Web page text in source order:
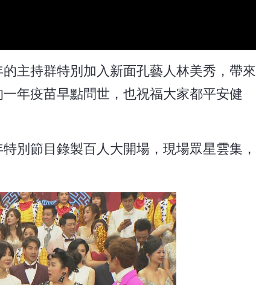
主持群特別加入新面孔藝人林美秀，帶來
年疫苗早點問世，也祝福大家都平安健
別節目錄製百人大開場，現場眾星雲集，